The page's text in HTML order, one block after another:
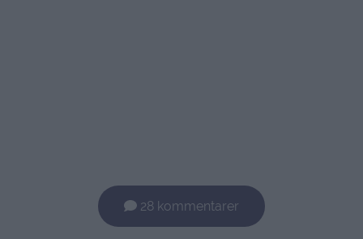
28 kommentarer